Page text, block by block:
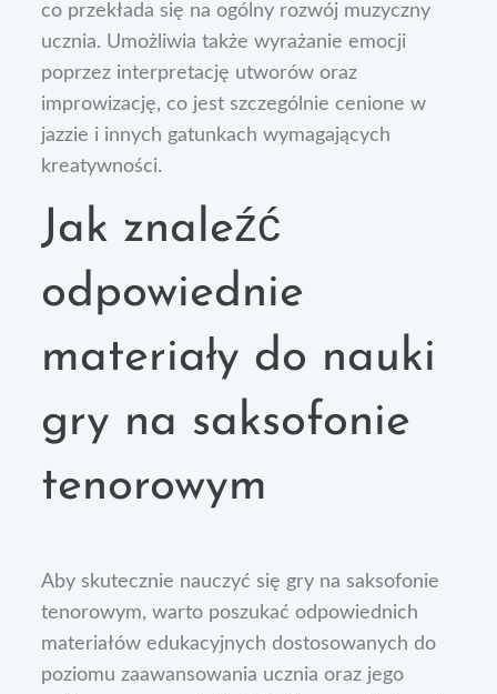
co przekłada się na ogólny rozwój muzyczny
ucznia. Umożliwia także wyrażanie emocji
poprzez interpretację utworów oraz
improwizację, co jest szczególnie cenione w
jazzie i innych gatunkach wymagających
kreatywności.
Jak znaleźć
odpowiednie
materiały do nauki
gry na saksofonie
tenorowym
Aby skutecznie nauczyć się gry na saksofonie
tenorowym, warto poszukać odpowiednich
materiałów edukacyjnych dostosowanych do
poziomu zaawansowania ucznia oraz jego